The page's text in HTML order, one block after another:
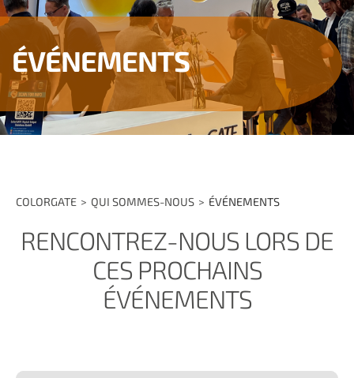
ÉVÉNEMENTS
COLORGATE QUI SOMMES-NOUS ÉVÉNEMENTS
RENCONTREZ-NOUS LORS DE
CES PROCHAINS
ÉVÉNEMENTS